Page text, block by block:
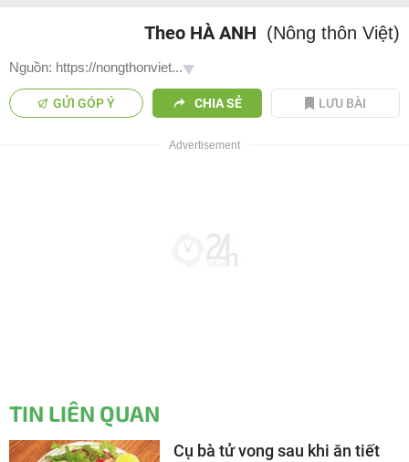
Theo HÀ ANH (Nông thôn Việt)
Nguồn: https://nongthonviet...
GỬI GÓP Ý CHIA SẺ LƯU BÀI
TIN LIÊN QUAN
Cụ bà tử vong sau khi ăn tiết